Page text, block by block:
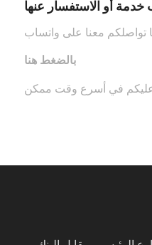
أو الاستفسار عنها
تواصلكم معنا على واتساب
بالضغط هنا
عليكم في أسرع وقت ممكن